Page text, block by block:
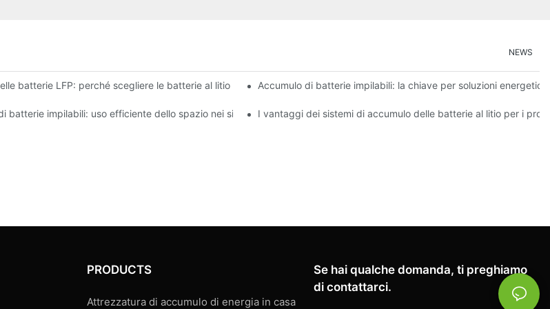
NEWS
batterie LFP: perché scegliere le batterie al litio ferro fosfato?Accumulo di batterie impilabili: la chiave per soluzioni
batterie impilabili: uso efficiente dello spazio nei sistemi energeticiI vantaggi dei sistemi di accumulo delle batterie al litio per i
PRODUCTS
Attrezzatura di accumulo di energia in casa
Se hai qualche domanda, ti preghiamo
di contattarci.